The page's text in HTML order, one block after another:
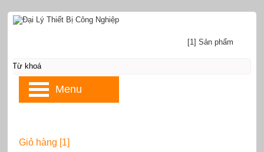
Giỏ hàng [1]
[1] Sản phẩm
Menu